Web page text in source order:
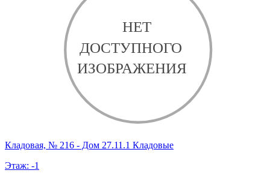
Кладовая, № 216 - Дом 27.11.1 Кладовые
Этаж: -1